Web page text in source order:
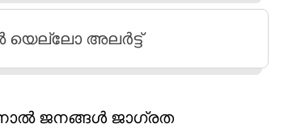
യെല്ലോ അലർട്ട്
ജനങ്ങൾ ജാഗ്രത